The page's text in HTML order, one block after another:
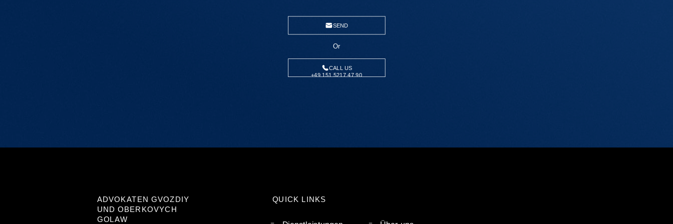
SEND
Or
CALL US
+49 151 5217 47 90
ADVOKATEN GVOZDIY
UND OBERKOVYCH
GOLAW
QUICK LINKS